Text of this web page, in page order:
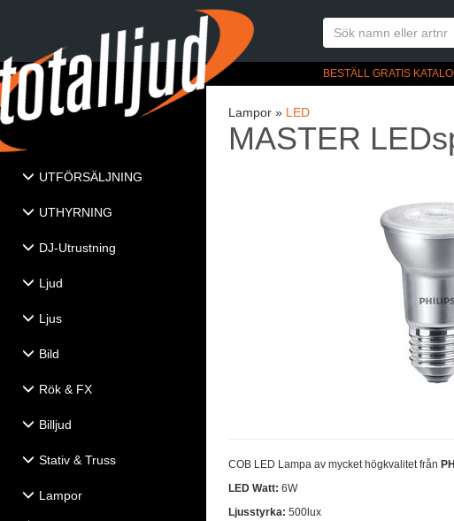
BESTÄLL GRATIS
UTFÖRSÄLJNING
UTHYRNING
DJ-Utrustning
Ljud
Ljus
Bild
Rök & FX
Billjud
Stativ & Truss
Lampor
Lampor » LED
MASTER
COB LED Lampa av mycket högkvalitet från
LED Watt: 6W
Ljusstyrka:500lux